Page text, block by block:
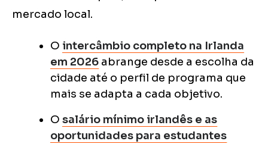
mercado local.
O intercâmbio completo na Irlanda
em 2026 abrange desde a escolha da
cidade até o perfil de programa que
mais se adapta a cada objetivo.
O salário mínimo irlandês e as
oportunidades para estudantes